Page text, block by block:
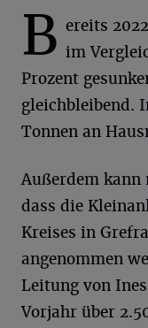
B ereits
im
Prozent
gleichbleibend.
Tonnen an
Außerdem
dass die
Kreises in
angenommen
Leitung von
Vorjahr über